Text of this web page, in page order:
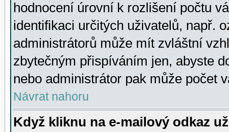
hodnocení úrovní k rozlišení počtu
identifikaci určitých uživatelů, např.
administrátorů může mít zvláštní
zbytečným přispíváním jen, abyste
nebo administrátor pak může počet
Návrat nahoru
Když kliknu na e-mailový odkaz